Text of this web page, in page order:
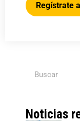
Regístrate
Noticias